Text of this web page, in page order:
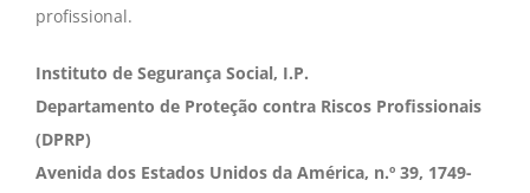
profissional.
Instituto de Segurança Social, I.P.
Departamento de Proteção contra Riscos Profissionais
(DPRP)
Avenida dos Estados Unidos da América, n.º 39, 1749-